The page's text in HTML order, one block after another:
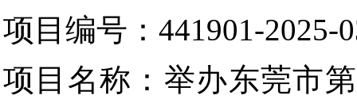
项目编号：441901-2025-
项目名称：举办东莞市